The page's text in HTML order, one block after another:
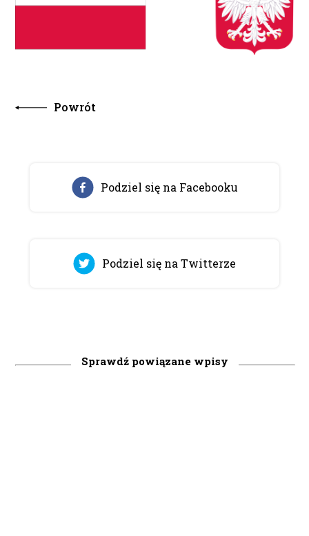
Powrót
Podziel się na Facebooku
Podziel się na Twitterze
Sprawdź powiązane wpisy